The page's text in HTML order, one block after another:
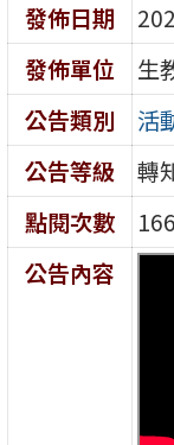
發佈日期
發佈單位
生
公告類別
活
公告等級
轉
點閱次數
166
公告內容